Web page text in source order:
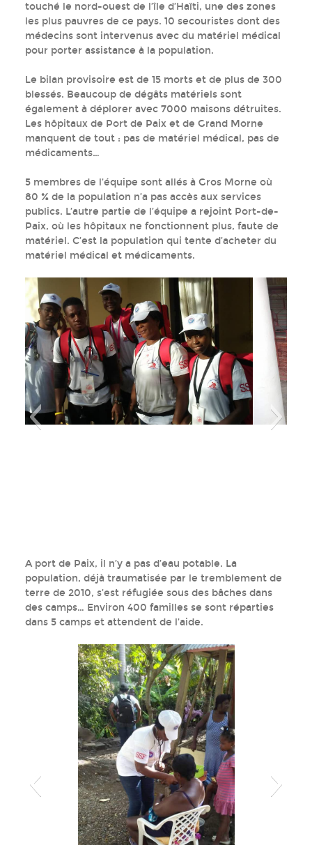
touché le nord-ouest de l’île d’Haïti, une des zones
les plus pauvres de ce pays. 10 secouristes dont des
médecins sont intervenus avec du matériel médical
pour porter assistance à la population.
Le bilan provisoire est de 15 morts et de plus de 300
blessés. Beaucoup de dégâts matériels sont
également à déplorer avec 7000 maisons détruites.
Les hôpitaux de Port de Paix et de Grand Morne
manquent de tout : pas de matériel médical, pas de
médicaments…
5 membres de l’équipe sont allés à Gros Morne où
80 % de la population n’a pas accès aux services
publics. L’autre partie de l’équipe a rejoint Port-de-
Paix, où les hôpitaux ne fonctionnent plus, faute de
matériel. C’est la population qui tente d’acheter du
matériel médical et médicaments.
Equipe Port de Paix, octobre 2018
A port de Paix, il n’y a pas d’eau potable. La
population, déjà traumatisée par le tremblement de
terre de 2010, s’est réfugiée sous des bâches dans
des camps… Environ 400 familles se sont réparties
dans 5 camps et attendent de l’aide.